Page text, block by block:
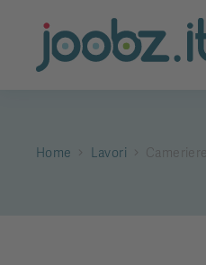
Home Lavori Cameriere